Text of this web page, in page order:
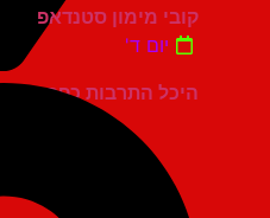
היכל התרבות כפר סבא
קובי מימון סטנדאפ
יום ד'